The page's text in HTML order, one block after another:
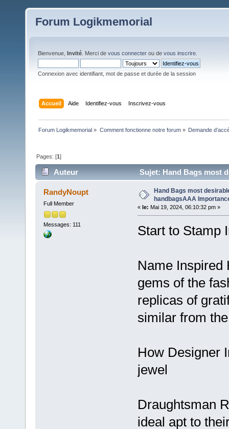
Forum Logikmemorial
Bienvenue, Invité . Merci de vous connecter ou de vous inscrire
Connexion avec identifiant, mot de passe et durée de la session
Accueil Aide Identifiez-vous Inscrivez-vous
Forum Logikmemorial » Comment fonctionne notre forum» Demande
Pages: [1]
Auteur Sujet: Hand Bags most
RandyNoupt
Full Member
Messages: 111
Hand Bags most
handbagsAAA
« le: Mai 19, 2024, 06:10:32 pm »
Start to Stamp
Name Inspired
gems of the
replicas of
similar from
How Designer
jewel
Draughtsman
ideal apt to